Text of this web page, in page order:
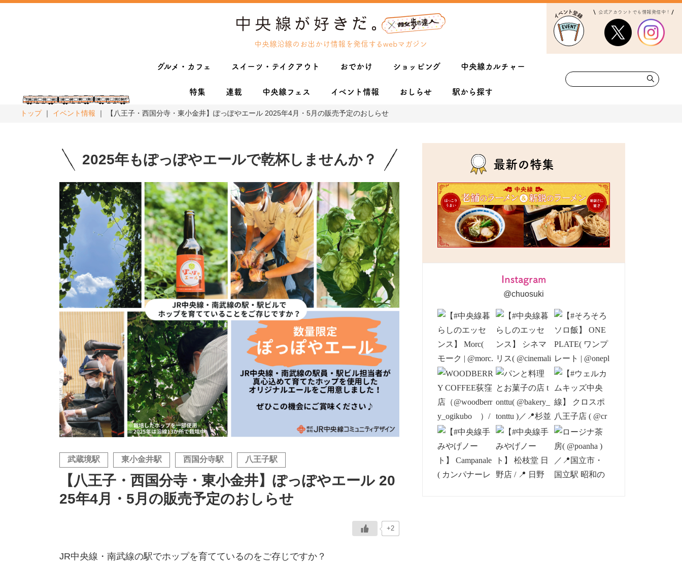
中央線沿線のお出かけ情報を発信するwebマガジン
公式アカウントでも情報発信中！
グルメ・カフェ スイーツ・テイクアウト おでかけ ショッピング 中央線カルチャー
特集 連載 中央線フェス イベント情報 おしらせ 駅から探す
トップ イベント情報 【八王子・西国分寺・東小金井】ぽっぽやエール 2025年4月・5月の販売予定のおしらせ
2025年もぽっぽやエールで乾杯しませんか？
武蔵境駅 東小金井駅 西国分寺駅 八王子駅
【八王子・西国分寺・東小金井】ぽっぽやエール 20
25年4月・5月の販売予定のおしらせ
+2
JR中央線・南武線の駅でホップを育てているのをご存じですか？
最新の特集
Instagram
@chuosuki